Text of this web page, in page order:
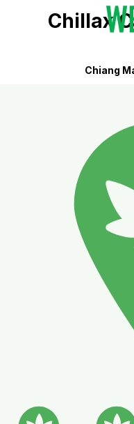
Chillax
Chiang